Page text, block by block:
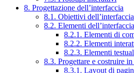
8. Progettazione dell’interfaccia
8.1. Obiettivi dell’interfaccia
8.2. Elementi dell’interfaccia
8.2.1. Elementi di
8.2.2. Elementi
8.2.3. Elementi
8.3. Progettare e costruire
8.3.1. Layout di